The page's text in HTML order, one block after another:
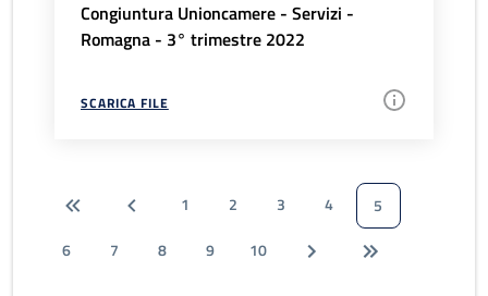
Congiuntura Unioncamere - Servizi -
Romagna - 3° trimestre 2022
SCARICA FILE
1 2 3 4
5
6
7 8 9 10